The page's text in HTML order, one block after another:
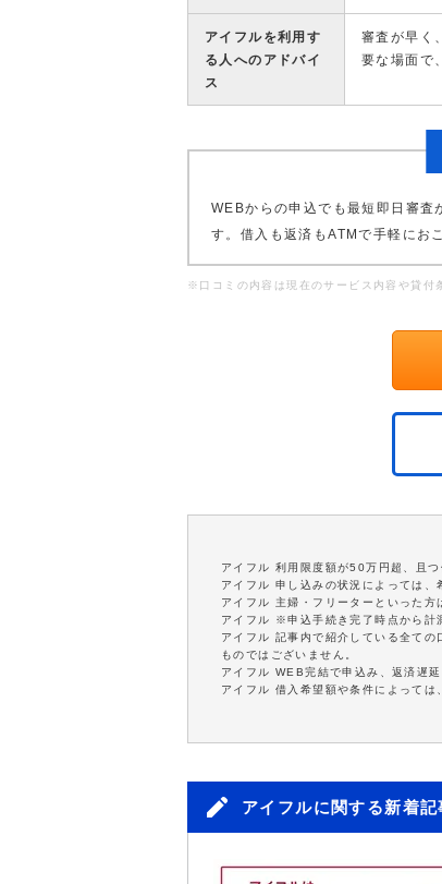
アイフルを利用す
る人へのアドバイ
ス
審査が早く
要な場面で
WEBからの申込でも最短即日審査
す。借入も返済もATMで手軽にお
※口コミの内容は現在のサービス内容や貸付
アイフル 利用限度額が50万円超、且
アイフル 申し込みの状況によっては、
アイフル 主婦・フリーターといった方
アイフル ※申込手続き完了時点から計
アイフル 記事内で紹介している全て
ものではございません。
アイフル WEB完結で申込み、返済遅
アイフル 借入希望額や条件によっては
アイフルに関する新着記